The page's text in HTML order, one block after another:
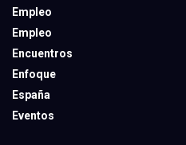
Empleo
Empleo
Encuentros
Enfoque
España
Eventos